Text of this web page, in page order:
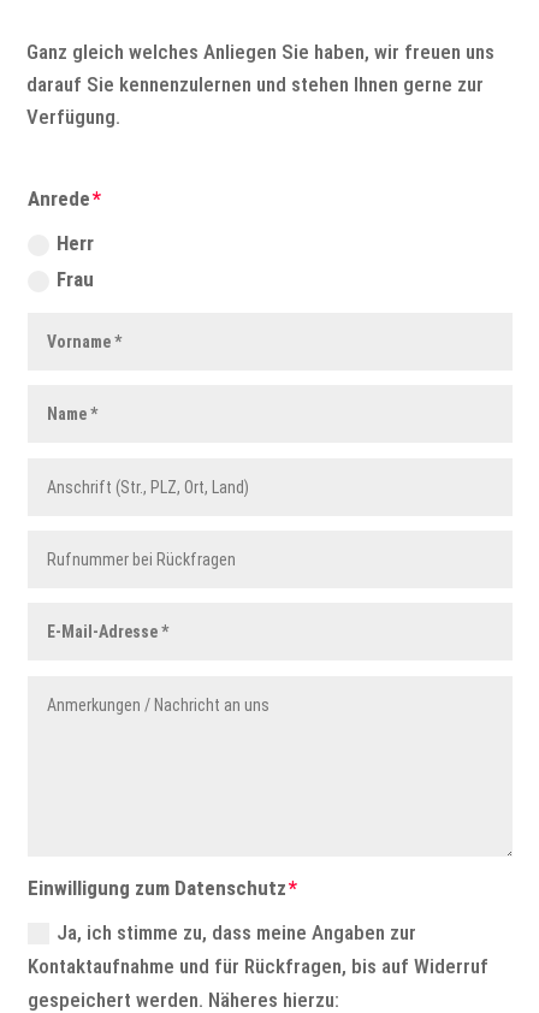
Ganz gleich welches Anliegen Sie haben, wir freuen uns
darauf Sie kennenzulernen und stehen Ihnen gerne zur
Verfügung.
Anrede
Herr
Frau
Einwilligung zum Datenschutz
Ja, ich stimme zu, dass meine Angaben zur
Kontaktaufnahme und für Rückfragen, bis auf Widerruf
gespeichert werden. Näheres hierzu: